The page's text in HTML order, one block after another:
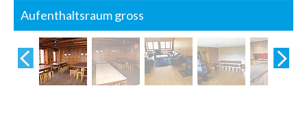
Aufenthaltsraum gross